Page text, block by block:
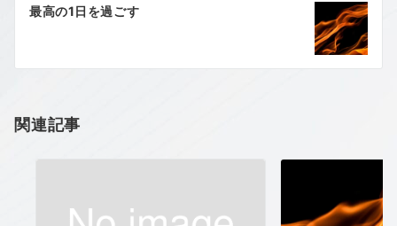
ゲ
シ
ン
最高の1日を過ごす
関連記事